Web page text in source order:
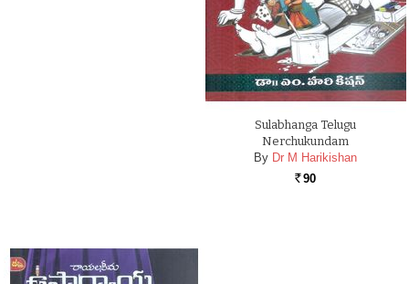
Sulabhanga Telugu
Nerchukundam
By Dr M Harikishan
Rs. 90